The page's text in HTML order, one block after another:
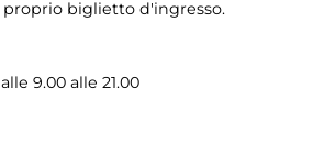
biglietto d'ingresso.
9.00 alle 21.00